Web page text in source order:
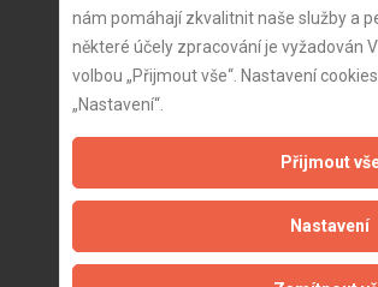
Aktualizováno z portálu ARES dne
nám pomáhají zkvalitnit naše služby a
některé účely zpracování je vyžadován
volbou „Přijmout vše“. Nastavení
„Nastavení“.
Přijmout
Nastavení